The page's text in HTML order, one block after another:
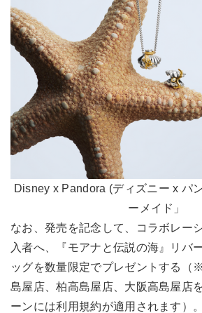
Disney x Pandora (ディズニー x パ
ーメイド」
なお、発売を記念して、コラボレー
入者へ、『モアナと伝説の海』リバ
ッグを数量限定でプレゼントする（
島屋店、柏高島屋店、大阪高島屋
ーンには利用規約が適用されます）。